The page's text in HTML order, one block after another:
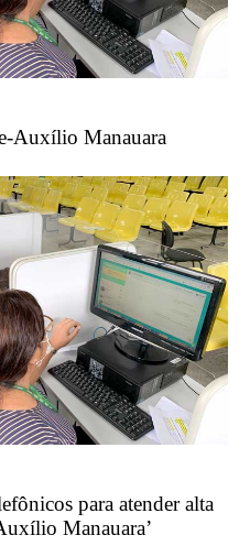
Auxílio Manauara
para atender alta
Manauara’